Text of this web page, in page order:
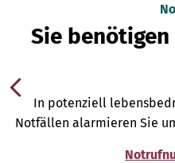
Sie
In potenziell
Notfällen alarmieren Sie